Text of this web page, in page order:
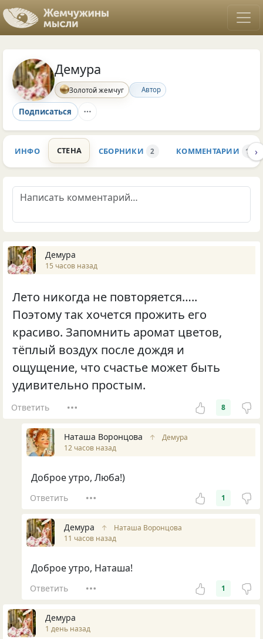
Демура
Золотой жемчуг Автор
Подписаться
ИНФО СТЕНА СБОРНИКИ 2 КОММЕНТАРИИ ›
Демура
15 часов назад
Лето никогда не повторяется…..
Поэтому так хочется прожить его
красиво. Запомнить аромат цветов,
тёплый воздух после дождя и
ощущение, что счастье может быть
удивительно простым.
Ответить 8
Наташа Воронцова ↑
Демура
12 часов назад
Доброе утро, Люба!)
Ответить 1
Демура ↑
Наташа Воронцова
11 часов назад
Доброе утро, Наташа!
Ответить 1
Демура
1 день назад